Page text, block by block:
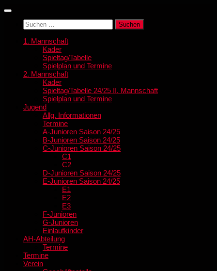
Zum
springenSuchen
nach:
1. Mannschaft
Kader
Spieltag/Tabelle
Spielplan und Termine
2. Mannschaft
Kader
Spieltag/Tabelle 24/25 II. Mannschaft
Spielplan und Termine
Jugend
Allg. Informationen
Termine
A-Junioren Saison 24/25
B-Junioren Saison 24/25
C-Junioren Saison 24/25
C1
C2
D-Junioren Saison 24/25
E-Junioren Saison 24/25
E1
E2
E3
F-Junioren
G-Junioren
Einlaufkinder
AH-Abteilung
Termine
Termine
Verein